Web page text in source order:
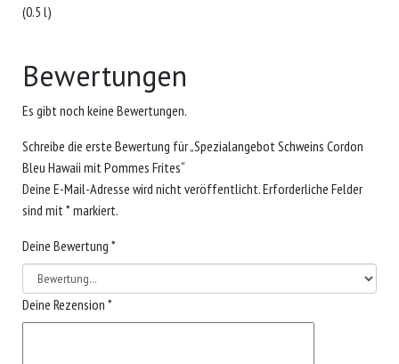
(0.5 l)
Bewertungen
Es gibt noch keine Bewertungen.
Schreibe die erste Bewertung für „Spezialangebot Schweins Cordon
Bleu Hawaii mit Pommes Frites“
Deine E-Mail-Adresse wird nicht veröffentlicht.Erforderliche Felder
sind mit *markiert.
Deine Bewertung *
Deine Rezension *